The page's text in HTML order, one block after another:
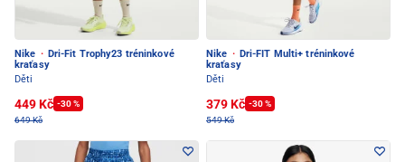
Nike · Dri-Fit Trophy23 tréninkové
kraťasy
Děti
449 Kč -30 %
649 Kč
Nike · Dri-FIT Multi+ tréninkové
kraťasy
Děti
379 Kč -30 %
549 Kč